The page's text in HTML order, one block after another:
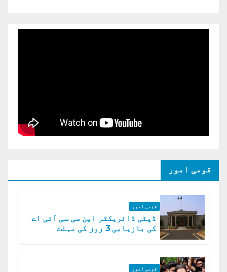
قومی امور
قومی امور
ڈپٹی ڈائریکٹر این سی سی آئی اے
کی بازیابی 3 روز کی مہلت
قومی امور